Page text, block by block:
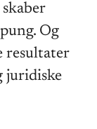
Og
resultater
juridiske